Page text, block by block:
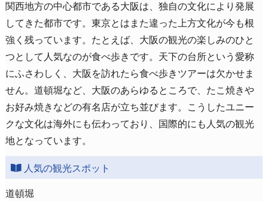
関西地方の中心都市である大阪は、独自の文化により発展
してきた都市です。東京とはまた違った上方文化が今も根
強く残っています。たとえば、大阪の観光の楽しみのひと
つとして人気なのが食べ歩きです。天下の台所という愛称
にふさわしく、大阪を訪れたら食べ歩きツアーは欠かせま
せん。道頓堀など、大阪のあらゆるところで、たこ焼きや
お好み焼きなどの有名店が立ち並びます。こうしたユニー
クな文化は海外にも伝わっており、国際的にも人気の観光
地となっています。
人気の観光スポット
道頓堀